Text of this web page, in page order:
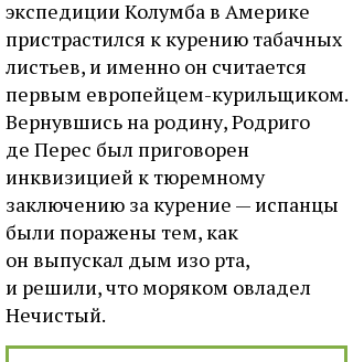
экспедиции Колумба в Америке
пристрастился к курению табачных
листьев, и именно он считается
первым европейцем-курильщиком.
Вернувшись на родину, Родриго
де Перес был приговорен
инквизицией к тюремному
заключению за курение — испанцы
были поражены тем, как
он выпускал дым изо рта,
и решили, что моряком овладел
Нечистый.